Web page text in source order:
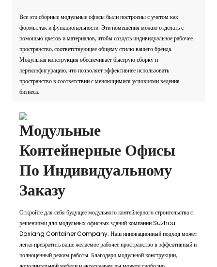
Все эти сборные модульные офисы были построены с учетом как
формы, так и функциональности. Эти помещения можно отделать с
помощью цветов и материалов, чтобы создать индивидуальное рабочее
пространство, соответствующее общему стилю вашего бренда.
Модульная конструкция обеспечивает быструю сборку и
переконфигурацию, что позволяет эффективнее использовать
пространство в соответствии с меняющимися условиями ведения
бизнеса.
Модульные
Контейнерные Офисы
По Индивидуальному
Заказу
Откройте для себя будущее модульного контейнерного строительства с
решениями для модульных офисных зданий компании Suzhou
Daxiang Container Company. Наш инновационный подход может
легко превратить ваше желаемое рабочее пространство в эффективный и
полноценный режим работы. Благодаря модульной конструкции,